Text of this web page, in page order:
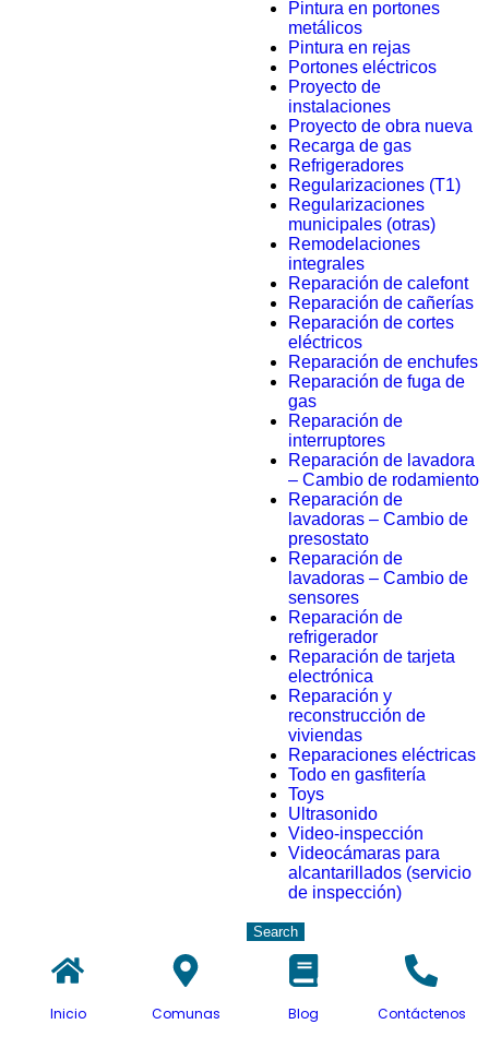
Pintura en portones
metálicos
Pintura en rejas
Portones eléctricos
Proyecto de
instalaciones
Proyecto de obra nueva
Recarga de gas
Refrigeradores
Regularizaciones (T1)
Regularizaciones
municipales (otras)
Remodelaciones
integrales
Reparación de calefont
Reparación de cañerías
Reparación de cortes
eléctricos
Reparación de enchufes
Reparación de fuga de
gas
Reparación de
interruptores
Reparación de lavadora
– Cambio de rodamiento
Reparación de
lavadoras – Cambio de
presostato
Reparación de
lavadoras – Cambio de
sensores
Reparación de
refrigerador
Reparación de tarjeta
electrónica
Reparación y
reconstrucción de
viviendas
Reparaciones eléctricas
Todo en gasfitería
Toys
Ultrasonido
Video-inspección
Videocámaras para
alcantarillados (servicio
de inspección)
Search
Inicio Comunas Blog Contáctenos